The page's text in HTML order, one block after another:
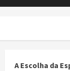
A Escolha da